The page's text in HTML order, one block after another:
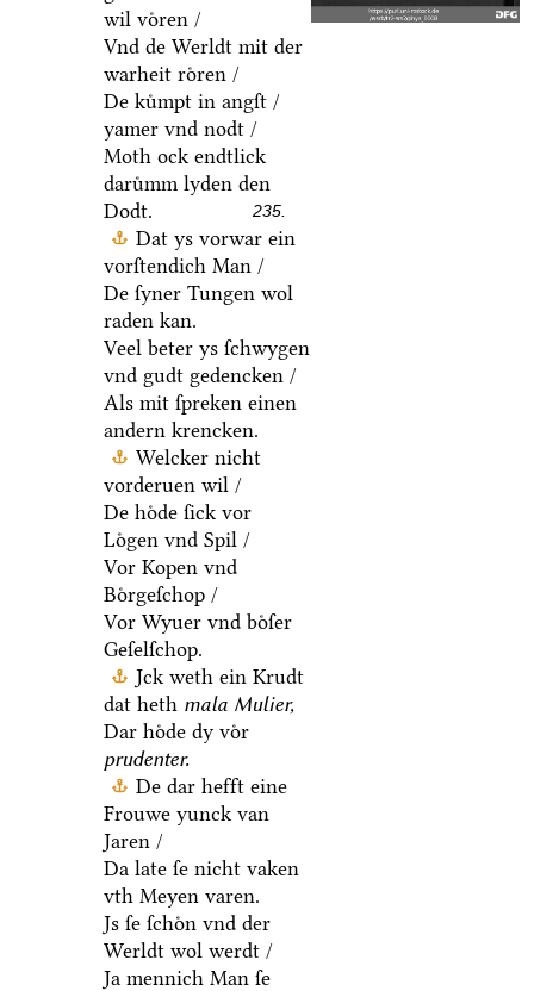
wil voͤren /
Vnd de Werldt mit der
warheit roͤren /
De kuͤmpt in angſt /
yamer vnd nodt /
Moth ock endtlick
daruͤmm lyden den
Dodt.
235.
Dat ys vorwar ein
vorſtendich Man /
De ſyner Tungen wol
raden kan.
Veel beter ys ſchwygen
vnd gudt gedencken /
Als mit ſpreken einen
andern krencken.
Welcker nicht
vorderuen wil /
De hoͤde ſick vor
Loͤgen vnd Spil /
Vor Kopen vnd
Boͤrgeſchop /
Vor Wyuer vnd boͤſer
Geſelſchop.
Jck weth ein Krudt
dat heth mala Mulier,
Dar hoͤde dy voͤr
prudenter.
De dar hefft eine
Frouwe yunck van
Jaren /
Da late ſe nicht vaken
vth Meyen varen.
Js ſe ſchoͤn vnd der
Werldt wol werdt /
Ja mennich Man ſe